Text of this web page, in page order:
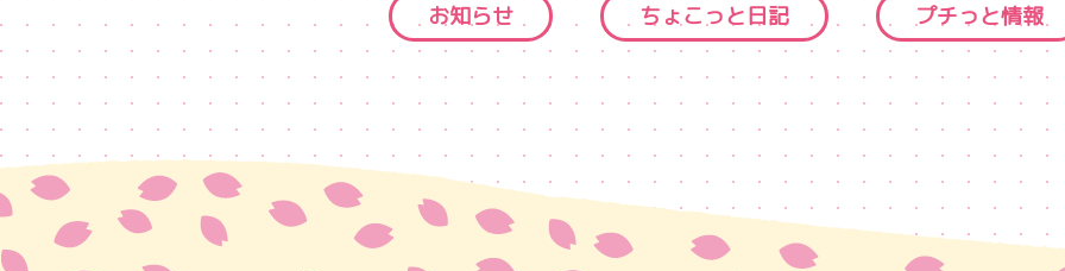
お知らせ ちょこっと日記 プチっと情報